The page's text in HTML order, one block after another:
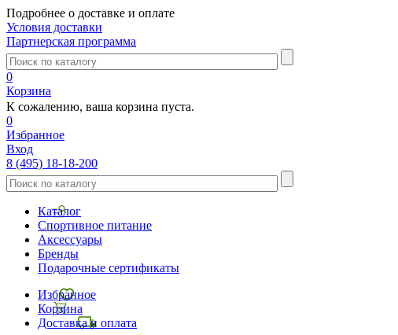
Подробнее о доставке и оплате
Условия доставки
Партнерская программа
0
Корзина
К сожалению, ваша корзина пуста.
0
Избранное
Вход
8 (495) 18-18-200
Каталог
Спортивное питание
Аксессуары
Бренды
Подарочные сертификаты
Избранное
Корзина
Доставка и оплата